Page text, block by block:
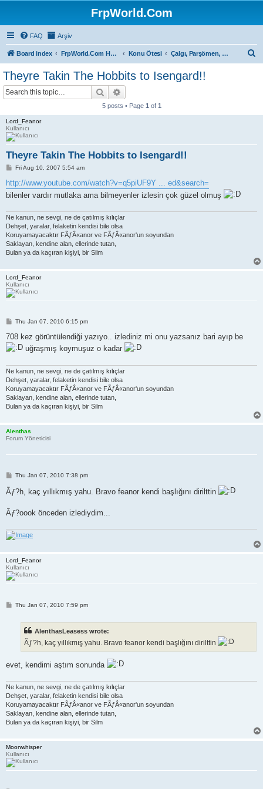
FrpWorld.Com
FAQ Arşiv
Board index FrpWorld.Com Hakkında Konu Ötesi Çalgı, Parşömen, Sahne...
Theyre Takin The Hobbits to Isengard!!
Search
5 posts • Page 1 of 1
Lord_Feanor
Kullanıcı
Theyre Takin The Hobbits to Isengard!!
P
s
t
Fri Aug 10, 2007 5:54 am
http://www.youtube.com/watch?v=q5piUF9Y ... ed&search=
bilenler vardır mutlaka ama bilmeyenler izlesin çok güzel olmuş
Ne kanun, ne sevgi, ne de çatılmış kılıçlar
Dehşet, yaralar, felaketin kendisi bile olsa
Koruyamayacaktır FÃƒÂ«anor ve FÃƒÂ«anor'un soyundan
Saklayan, kendine alan, ellerinde tutan,
Bulan ya da kaçıran kişiyi, bir Silm
Lord_Feanor
Kullanıcı
P
s
t
Thu Jan 07, 2010 6:15 pm
708 kez görüntülendiği yazıyo.. izlediniz mi onu yazsanız bari ayıp be
uğraşmış koymuşuz o kadar
Ne kanun, ne sevgi, ne de çatılmış kılıçlar
Dehşet, yaralar, felaketin kendisi bile olsa
Koruyamayacaktır FÃƒÂ«anor ve FÃƒÂ«anor'un soyundan
Saklayan, kendine alan, ellerinde tutan,
Bulan ya da kaçıran kişiyi, bir Silm
Alenthas
Forum Yöneticisi
P
s
t
Thu Jan 07, 2010 7:38 pm
Ãƒ?h, kaç yıllıkmış yahu. Bravo feanor kendi başlığını dirilttin
Ãƒ?oook önceden izlediydim...
Lord_Feanor
Kullanıcı
PThu Jan 07, 2010 7:59 pm
AlenthasLeasess wrote:
Ãƒ?h, kaç yıllıkmış yahu. Bravo feanor kendi başlığını dirilttin
evet, kendimi aştım sonunda
Ne kanun, ne sevgi, ne de çatılmış kılıçlar
Dehşet, yaralar, felaketin kendisi bile olsa
Koruyamayacaktır FÃƒÂ«anor ve FÃƒÂ«anor'un soyundan
Saklayan, kendine alan, ellerinde tutan,
Bulan ya da kaçıran kişiyi, bir Silm
Moonwhisper
Kullanıcı